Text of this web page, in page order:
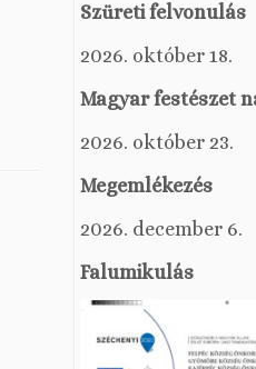
Szüreti felvonulás
2026. október 18.
Magyar festészet
2026. október 23.
Megemlékezés
2026. december 6.
Falumikulás